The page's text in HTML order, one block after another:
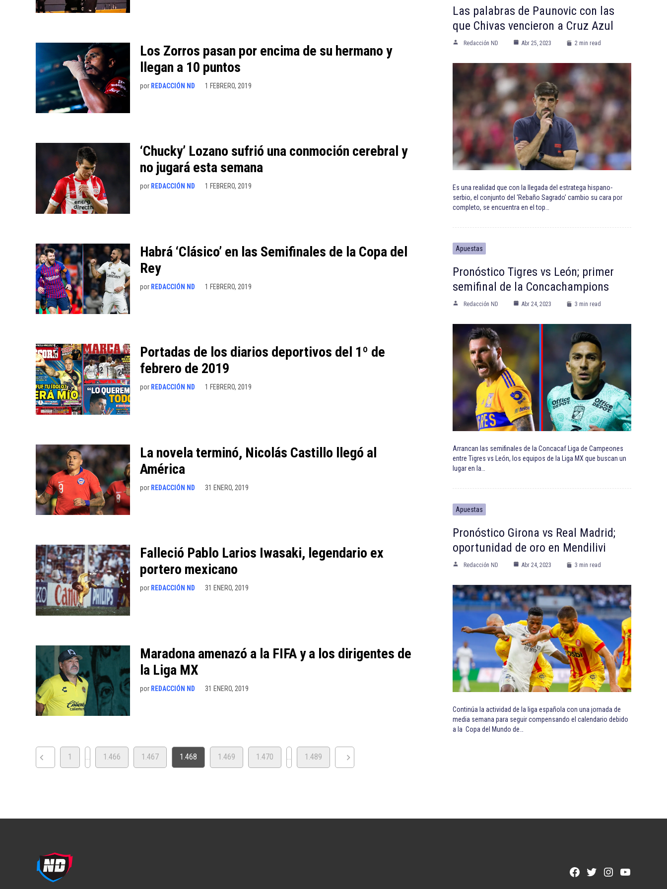
Los Zorros pasan por encima de su hermano y
llegan a 10 puntos
por REDACCIÓN ND 1 FEBRERO, 2019
‘Chucky’ Lozano sufrió una conmoción cerebral y
no jugará esta semana
por REDACCIÓN ND 1 FEBRERO, 2019
Habrá ‘Clásico’ en las Semifinales de la Copa del
Rey
por REDACCIÓN ND 1 FEBRERO, 2019
Portadas de los diarios deportivos del 1º de
febrero de 2019
por REDACCIÓN ND 1 FEBRERO, 2019
La novela terminó, Nicolás Castillo llegó al
América
por REDACCIÓN ND 31 ENERO, 2019
Falleció Pablo Larios Iwasaki, legendario ex
portero mexicano
por REDACCIÓN ND 31 ENERO, 2019
Maradona amenazó a la FIFA y a los dirigentes de
la Liga MX
por REDACCIÓN ND 31 ENERO, 2019
PAGINACIÓN
DE
1 … 1.466 1.467 1.468 1.469 1.470 … 1.489
Las palabras de Paunovic con las
que Chivas vencieron a Cruz Azul
Redacción ND Abr 25, 2023 2 min read
Es una realidad que con la llegada del estratega hispano-
serbio, el conjunto del ‘Rebaño Sagrado’ cambio su cara por
completo, se encuentra en el top…
Apuestas
Pronóstico Tigres vs León; primer
semifinal de la Concachampions
Redacción ND Abr 24, 2023 3 min read
Arrancan las semifinales de la Concacaf Liga de Campeones
entre Tigres vs León, los equipos de la Liga MX que buscan un
lugar en la…
Apuestas
Pronóstico Girona vs Real Madrid;
oportunidad de oro en Mendilivi
Redacción ND Abr 24, 2023 3 min read
Continúa la actividad de la liga española con una jornada de
media semana para seguir compensando el calendario debido
a la Copa del Mundo de…
Facebook
TwitterInstagram
YouTube